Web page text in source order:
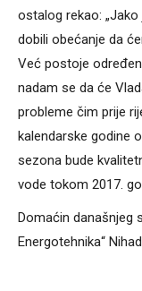
ostalog rekao:
dobili obećanje da
Već postoje
nadam se da će
probleme čim prije
kalendarske godine
sezona bude
vode tokom 2017.
Domaćin današnjeg
Energotehnika“